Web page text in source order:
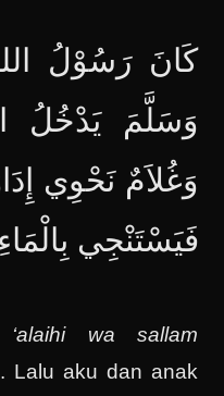
كَانَ رَسُوْلُ
وَسَلَّمَ يَدْخُلُ
وَغُلاَمٌ نَحْوِي
فَيَسْتَنْجِي بِالْمَاءِ
‘alaihi wa sallam
Lalu aku dan anak